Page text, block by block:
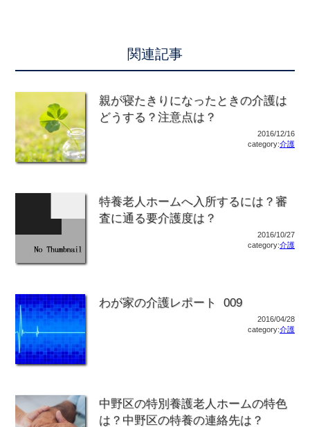
関連記事
親が寝たきりになったときの介護は
どうする？注意点は？
2016/12/16
category:介護
特養老人ホームへ入所するには？審
査に通る要介護度は？
2016/10/27
category:介護
わが家の介護レポート 009
2016/04/28
category:介護
中野区の特別養護老人ホームの特色
は？中野区の特養の連絡先は？